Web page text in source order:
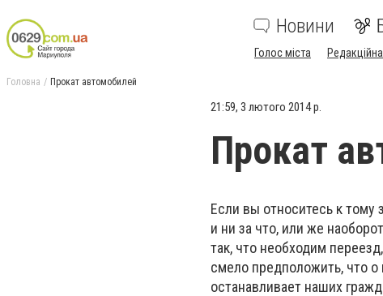
Новини
Голос міста
Головна Прокат автомобилей
21:59, 3 лютого 2014 р.
Прокат
Если вы относитесь к тому
и ни за что, или же
так, что необходим
смело предположить, что
останавливает наших